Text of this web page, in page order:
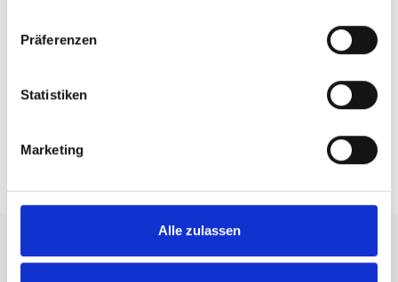
Präferenzen
Statistiken
Marketing
Alle zulassen
M75126413908NSLH, 204PIN 8C/DS 2R 1,35V 1,18" Pb-
Service-Hotline